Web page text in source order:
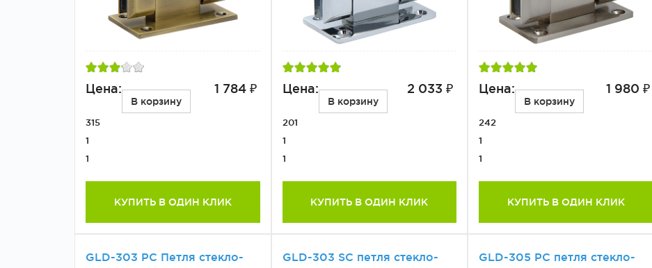
Цена: 1 784 ₽
В корзину
315
1
1
КУПИТЬ В ОДИН КЛИК
Цена: 2 033 ₽
В корзину
201
1
1
КУПИТЬ В ОДИН КЛИК
Цена: 1 980 ₽
В корзину
242
1
1
КУПИТЬ В ОДИН КЛИК
GLD-303 PC Петля стекло-
GLD-303 SС петля стекло-
GLD-305 PC петля стекло-